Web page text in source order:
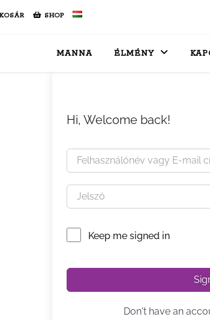
KOSÁR SHOP
MANNA ÉLMÉNY
Hi, Welcome back!
Keep me signed in
Don't have an